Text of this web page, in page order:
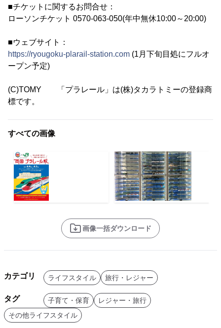
■チケットに関するお問合せ：
ローソンチケット 0570-063-050(年中無休10:00～20:00)
■ウェブサイト：
https://ryougoku-plarail-station.com (1月下旬目処にフルオ
ープン予定)
(C)TOMY 「プラレール」は(株)タカラトミーの登録商
標です。
すべての画像
画像一括ダウンロード
カテゴリ ライフスタイル 旅行・レジャー
タグ 子育て・保育
レジャー・旅行
その他ライフスタイル